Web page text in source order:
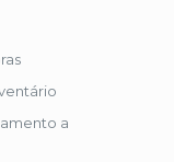
a